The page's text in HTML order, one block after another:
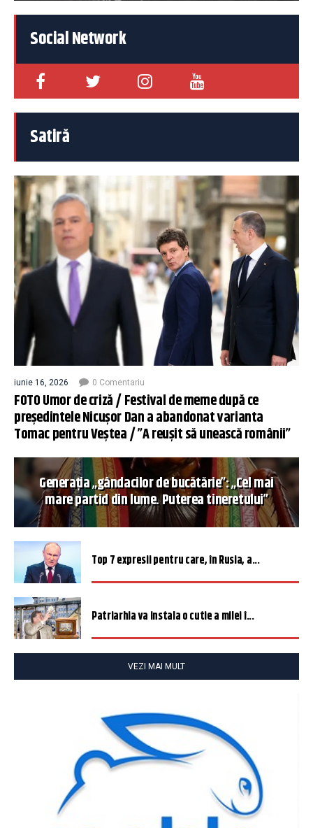
Social Network
Satiră
iunie 16, 2026 0 Comentariu
FOTO Umor de criză / Festival de meme după ce
președintele Nicușor Dan a abandonat varianta
Tomac pentru Veștea / ”A reușit să unească românii”
Generația „gândacilor de bucătărie”: „Cel mai
mare partid din lume. Puterea tineretului”
Top 7 expresii pentru care, în Rusia, a...
Patriarhia va instala o cutie a milei î...
VEZI MAI MULT